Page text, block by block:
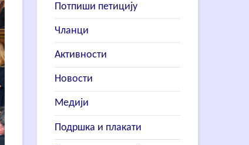
Потпиши петицију
Чланци
Активности
Новости
Медији
Подршка и плакати